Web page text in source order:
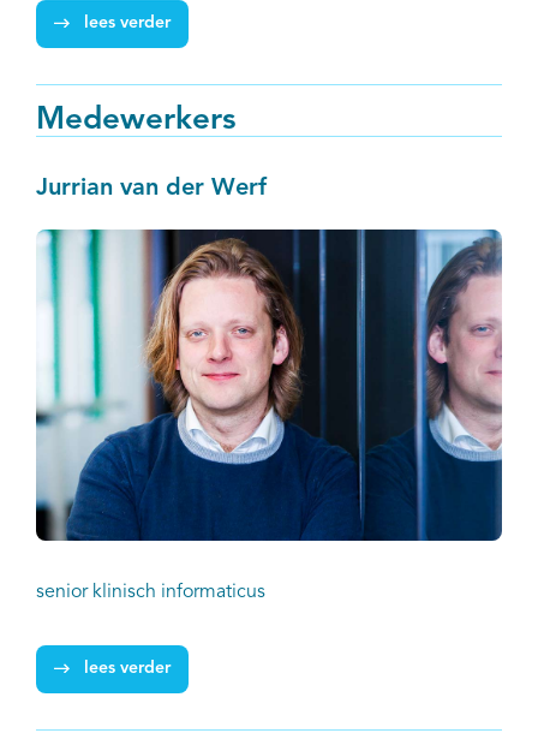
precies dezelfde manier in het epd geïmplementeerd
kan worden. Nictiz, IKNL en de Citrienprogramma’s
bron werkten samen aan deze
Zorginformatiebouwsteen TNM TumorClassificatie.
Terwijl nog gewerkt wordt aan een
dat willen al aan de slag met het inbouwen in het
epd.
lees verder
Medewerkers
Jurrian van der Werf
senior klinisch informaticus
lees verder